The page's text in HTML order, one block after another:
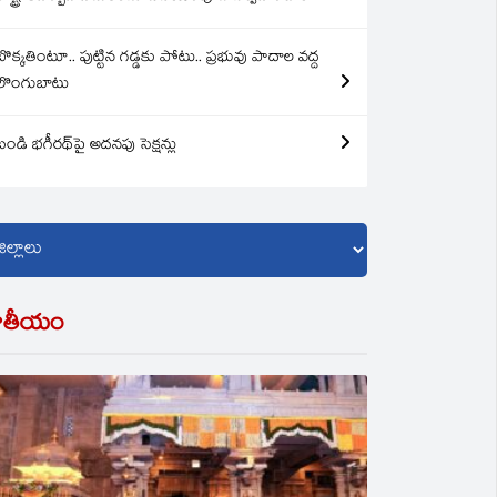
పుట్టిన గడ్డకు పోటు.. ప్రభువు పాదాల వద్ద
భగీరథ్‌పై అదనపు సెక్షన్లు